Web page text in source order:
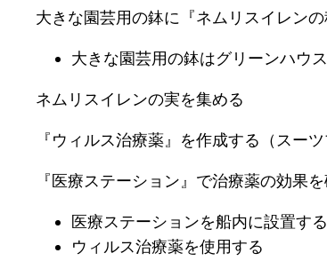
大きな園芸用の鉢に『ネムリスイレン
大きな園芸用の鉢はグリーンハウ
ネムリスイレンの実を集める
『ウィルス治療薬』を作成する（スーツ
『医療ステーション』で治療薬の効果
医療ステーションを船内に設置する
ウィルス治療薬を使用する